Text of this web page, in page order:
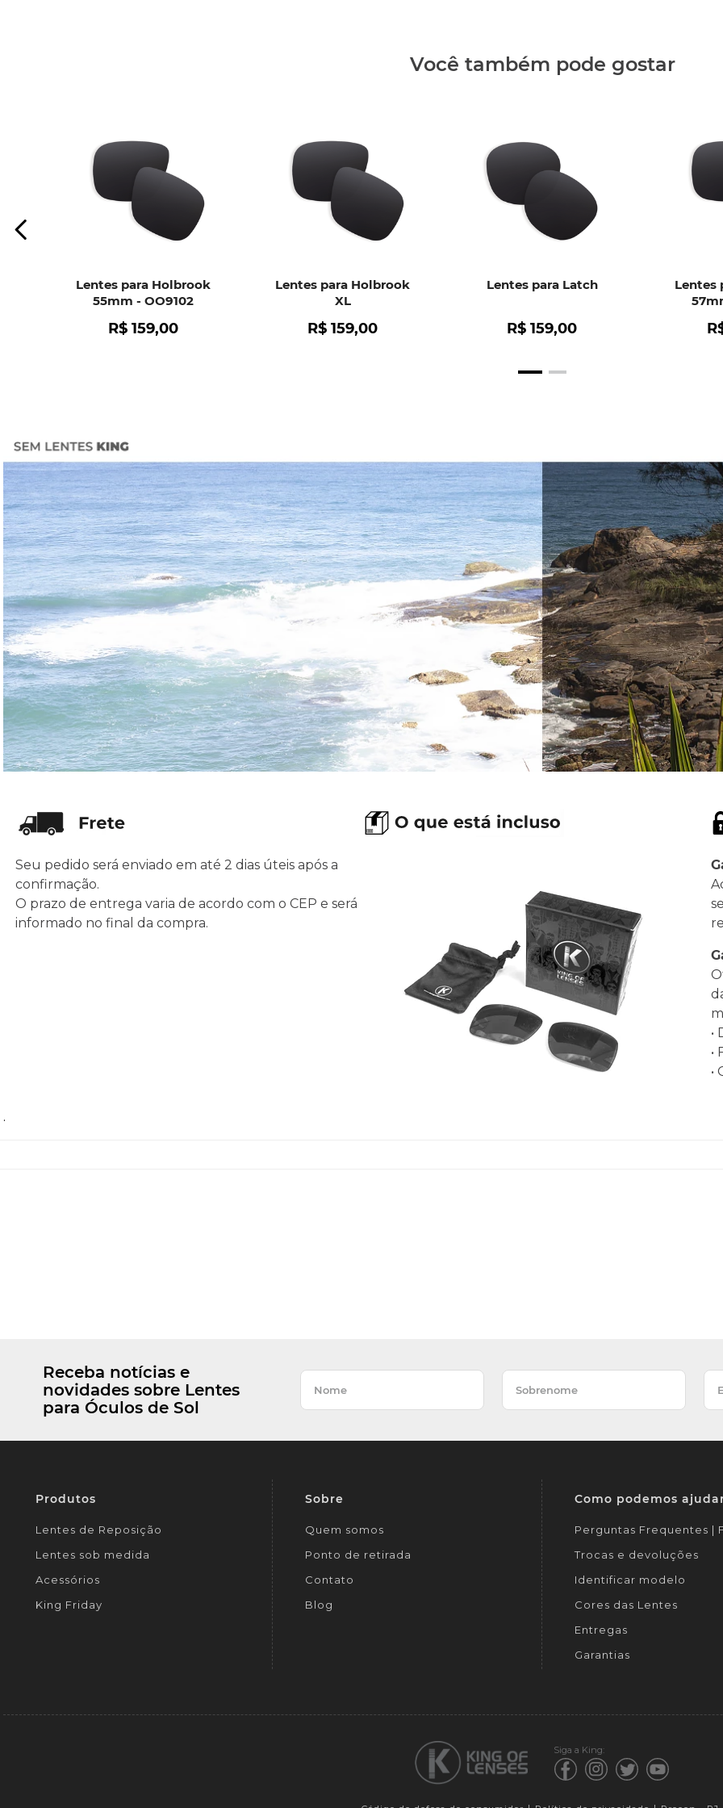
Você também pode gostar
Lentes para Holbrook
55mm - OO9102
R$ 159,00
Lentes para Holbrook
XL
R$ 159,00
Lentes para Latch
R$ 159,00
Lentes
Seu pedido será enviado em até 2 dias úteis após a
confirmação.
O prazo de entrega varia de acordo com o CEP e será
informado no final da compra.
•
•
•
.
Receba notícias e
novidades sobre Lentes
para Óculos de Sol
Produtos
Lentes de Reposição
Lentes sob medida
Acessórios
King Friday
Sobre
Quem somos
Ponto de retirada
Contato
Blog
Como podemos
Perguntas Frequentes |
Trocas e devoluções
Identificar modelo
Cores das Lentes
Entregas
Garantias
Siga a King: